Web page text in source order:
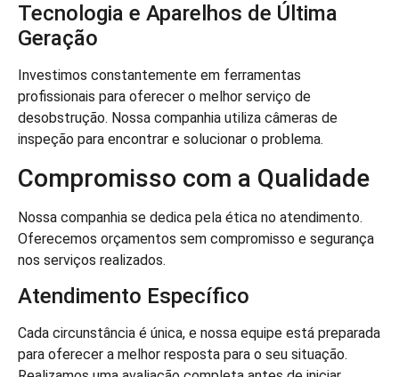
Tecnologia e Aparelhos de Última
Geração
Investimos constantemente em ferramentas
profissionais para oferecer o melhor serviço de
desobstrução. Nossa companhia utiliza câmeras de
inspeção para encontrar e solucionar o problema.
Compromisso com a Qualidade
Nossa companhia se dedica pela ética no atendimento.
Oferecemos orçamentos sem compromisso e segurança
nos serviços realizados.
Atendimento Específico
Cada circunstância é única, e nossa equipe está preparada
para oferecer a melhor resposta para o seu situação.